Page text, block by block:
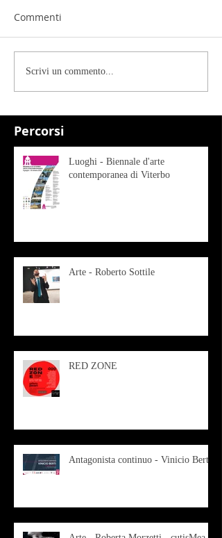
Percorsi
Commenti
Scrivi un commento...
Luoghi - Biennale d'arte
contemporanea di Viterbo
Arte - Roberto Sottile
RED ZONE
Antagonista continuo - Vinicio Berti